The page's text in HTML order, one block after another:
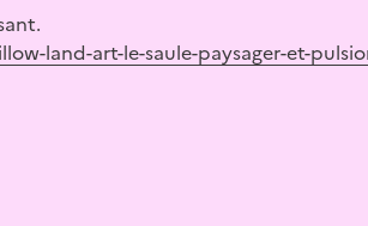
land-art-le-saule-paysager-et-